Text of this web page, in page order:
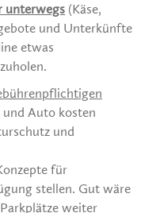
unterwegs (Käse,
und Unterkünfte
etwas
und Auto kosten
und
für
stellen. Gut wäre
weiter